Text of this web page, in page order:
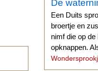
De
Een Duits
broertje en
nimf die op
opknappen.